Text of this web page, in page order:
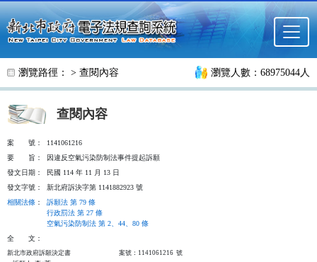
跳至主要內容
瀏覽路徑： > 查閱內容 瀏覽人數：68975044人
查閱內容
案 號：
1141061216
要
旨：
因違反空氣污染防制法事件提起訴願
發文日期：
民國 114 年 11 月 13 日
發文字號：
新北府訴決字第 1141882923 號
相關法條 ：
訴願法 第 79 條
行政罰法 第 27 條
空氣污染防制法 第 2、44、80 條
全
文：
新北市政府訴願決定書                                  案號：1141061216  號